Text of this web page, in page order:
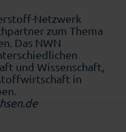
Netzwerk
zum Thema
Das NWN
und Wissenschaft,
in